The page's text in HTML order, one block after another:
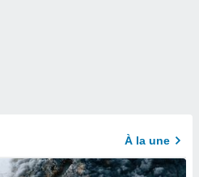
À la une